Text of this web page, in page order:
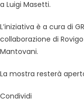
a Luigi Masetti.
L’iniziativa è a cura di
collaborazione di
Mantovani.
La mostra resterà
Condividi